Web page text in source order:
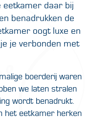
eetkamer daar bij
benadrukken de
oogt luxe en
je verbonden met
boerderij waren
we laten stralen
wordt benadrukt.
het eetkamer herken